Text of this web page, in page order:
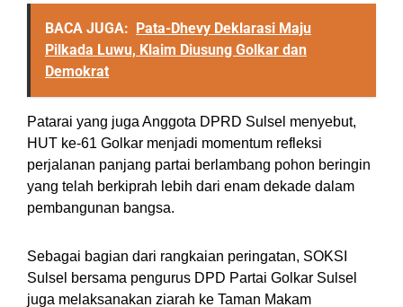
BACA JUGA: Pata-Dhevy Deklarasi Maju
Pilkada Luwu, Klaim Diusung Golkar dan
Demokrat
Patarai yang juga Anggota DPRD Sulsel menyebut,
HUT ke-61 Golkar menjadi momentum refleksi
perjalanan panjang partai berlambang pohon beringin
yang telah berkiprah lebih dari enam dekade dalam
pembangunan bangsa.
Sebagai bagian dari rangkaian peringatan, SOKSI
Sulsel bersama pengurus DPD Partai Golkar Sulsel
juga melaksanakan ziarah ke Taman Makam